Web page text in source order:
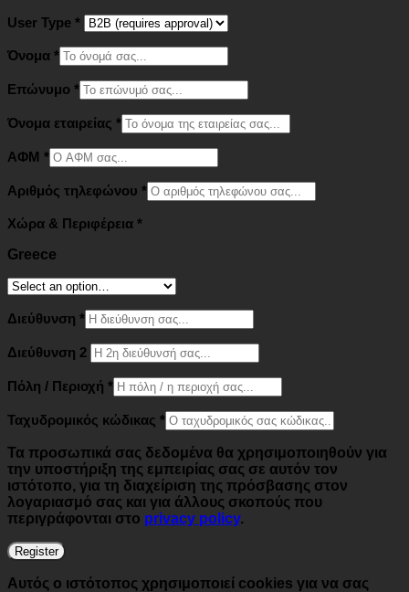
User Type *
Όνομα *
Επώνυμο *
Όνομα εταιρείας *
ΑΦΜ *
Αριθμός τηλεφώνου *
Χώρα & Περιφέρεια *
Greece
Διεύθυνση *
Διεύθυνση 2
Πόλη / Περιοχή *
Ταχυδρομικός κώδικας *
Τα προσωπικά σας δεδομένα θα χρησιμοποιηθούν για
την υποστήριξη της εμπειρίας σας σε αυτόν τον
ιστότοπο, για τη διαχείριση της πρόσβασης στον
λογαριασμό σας και για άλλους σκοπούς που
περιγράφονται στο privacy policy.
Register
Αυτός ο ιστότοπος χρησιμοποιεί cookies για να σας